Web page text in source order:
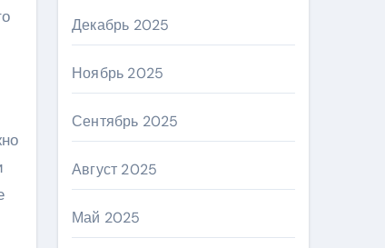
Декабрь 2025
Ноябрь 2025
Сентябрь 2025
Август 2025
Май 2025